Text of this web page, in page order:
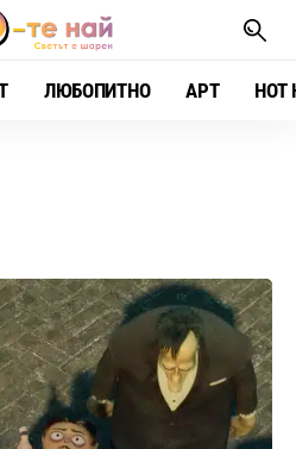
ЛЮБОПИТНО АРТ HOT